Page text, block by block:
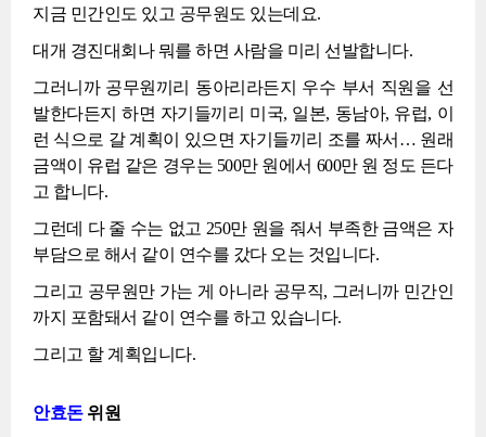
지금 민간인도 있고 공무원도 있는데요.
대개 경진대회나 뭐를 하면 사람을 미리 선발합니다.
그러니까 공무원끼리 동아리라든지 우수 부서 직원을 선
발한다든지 하면 자기들끼리 미국, 일본, 동남아, 유럽, 이
런 식으로 갈 계획이 있으면 자기들끼리 조를 짜서… 원래
금액이 유럽 같은 경우는 500만 원에서 600만 원 정도 든다
고 합니다.
그런데 다 줄 수는 없고 250만 원을 줘서 부족한 금액은 자
부담으로 해서 같이 연수를 갔다 오는 것입니다.
그리고 공무원만 가는 게 아니라 공무직, 그러니까 민간인
까지 포함돼서 같이 연수를 하고 있습니다.
그리고 할 계획입니다.
안효돈위원